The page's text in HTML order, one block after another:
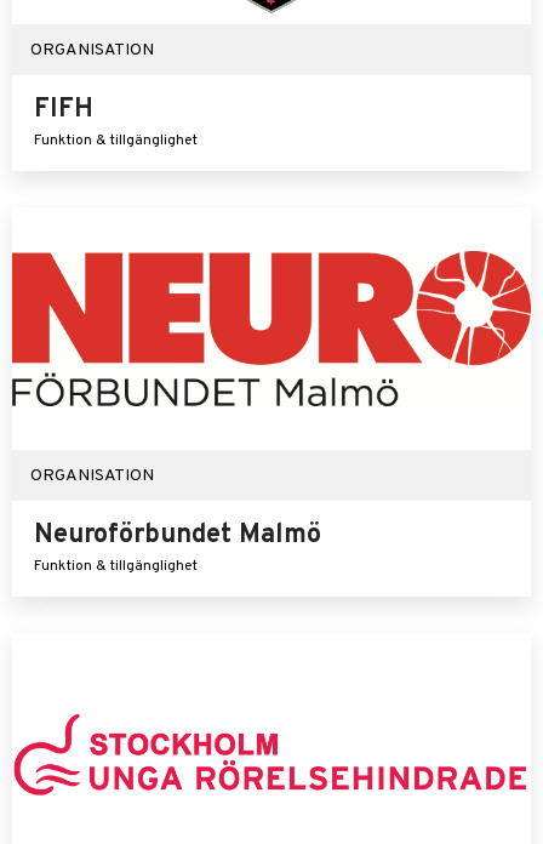
ORGANISATION
FIFH
Funktion & tillgänglighet
ORGANISATION
Neuroförbundet Malmö
Funktion & tillgänglighet